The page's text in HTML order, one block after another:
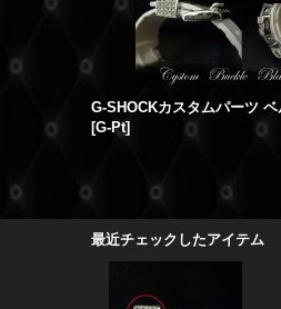
[G-Pt]
最近チェックしたアイテム